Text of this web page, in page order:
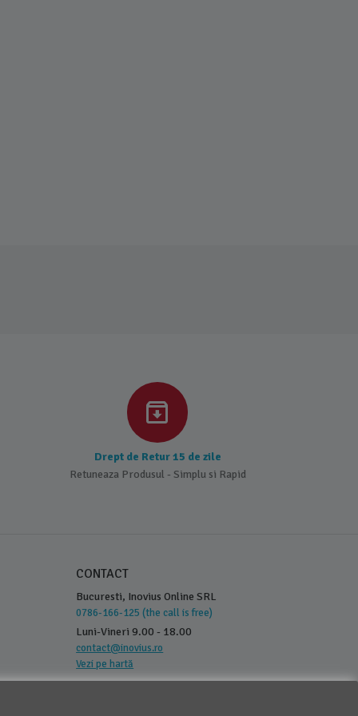
Drept de Retur 15 de zile
Retuneaza Produsul - Simplu si Rapid
CONTACT
Bucuresti, Inovius Online SRL
0786-166-125 (the call is free)
Luni-Vineri 9.00 - 18.00
contact@inovius.ro
Vezi pe hartă